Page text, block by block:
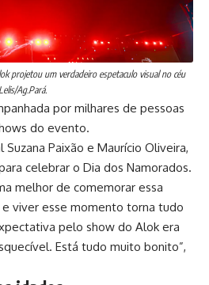
projetou um verdadeiro espetaculo visual no céu
Ag.Pará.
por milhares de pessoas
do evento.
Paixão e Maurício Oliveira,
celebrar o Dia dos Namorados.
melhor de comemorar essa
e viver esse momento torna tudo
pelo show do Alok era
Está tudo muito bonito”,